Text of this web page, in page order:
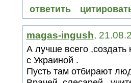
ответить
magas-ingush,
А лучше всего ,создать
с Украиной .
Пусть там отбирают